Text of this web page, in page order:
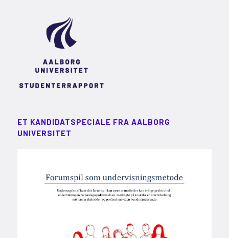
ET KANDIDATSPECIALE FRA AALBORG
UNIVERSITET